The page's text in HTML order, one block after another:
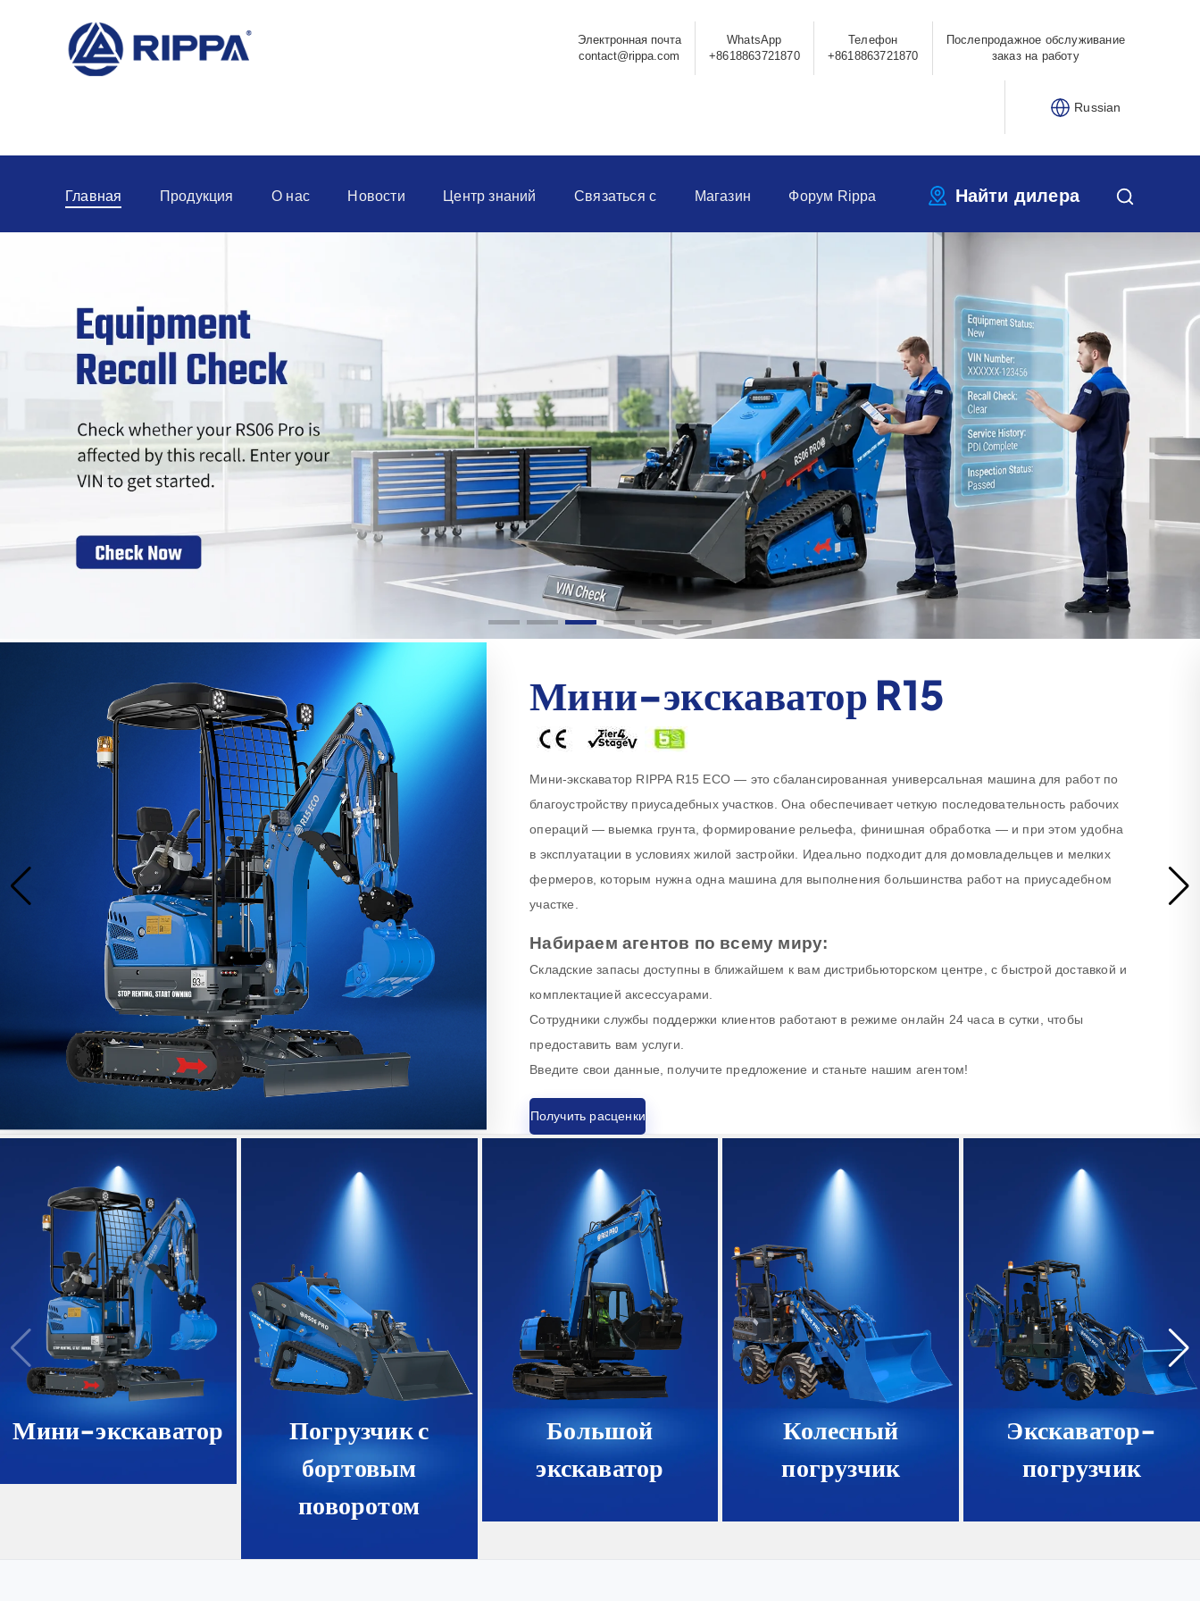
Электронная почта
contact@rippa.com
WhatsApp
+8618863721870
Телефон
+8618863721870
Послепродажное обслуживание
заказ на работу
Russian
Главная Продукция О нас Новости Центр знаний Связаться с Магазин Форум Rippa Найти дилера
Мини-экскаватор R15
Мини-экскаватор RIPPA R15 ECO — это сбалансированная универсальная машина для работ по
благоустройству приусадебных участков. Она обеспечивает четкую последовательность рабочих
операций — выемка грунта, формирование рельефа, финишная обработка — и при этом удобна
в эксплуатации в условиях жилой застройки. Идеально подходит для домовладельцев и мелких
фермеров, которым нужна одна машина для выполнения большинства работ на приусадебном
участке.
Набираем агентов по всему миру:
Складские запасы доступны в ближайшем к вам дистрибьюторском центре, с быстрой доставкой и
комплектацией аксессуарами.
Сотрудники службы поддержки клиентов работают в режиме онлайн 24 часа в сутки, чтобы
предоставить вам услуги.
Введите свои данные, получите предложение и станьте нашим агентом!
Получить расценки
Мини-экскаватор
Погрузчик с
бортовым
поворотом
Большой
экскаватор
Колесный
погрузчик
Экскаватор-
погрузчик